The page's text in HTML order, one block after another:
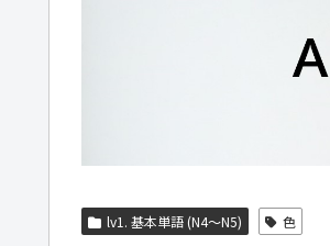
lv1. 基本単語 (N4～N5) 色